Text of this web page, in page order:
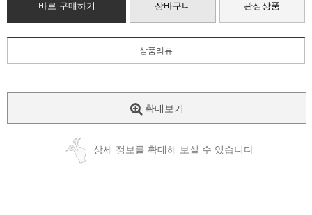
바로 구매하기 장바구니 관심상품
상품리뷰
확대보기
상세 정보를 확대해 보실 수 있습니다